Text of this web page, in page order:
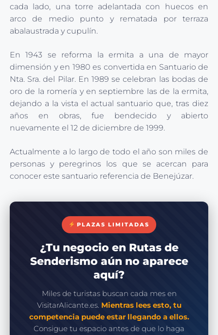
cada lado, una torre adelantada con huecos en
arco de medio punto y rematada por terraza
abalaustrada y cupulín.
En 1943 se reforma la ermita a una de mayor
dimensión y en 1980 es convertida en Santuario de
Nta. Sra. del Pilar. En 1989 se celebran las bodas de
oro de la romería y en septiembre las de la ermita,
dejando a la vista el actual santuario que, tras diez
años en obras, fue bendecido y abierto
nuevamente el 12 de diciembre de 1999.
Actualmente a lo largo de todo el año son miles de
personas y peregrinos los que se acercan para
conocer este santuario referencia de Benejúzar.
PLAZAS LIMITADAS
¿Tu negocio en Rutas de
Senderismo aún no aparece
aquí?
Miles de turistas buscan cada mes en
VisitarAlicante.es. Mientras lees esto, tu
competencia puede estar llegando a ellos.
Consigue tu espacio antes de que lo haga